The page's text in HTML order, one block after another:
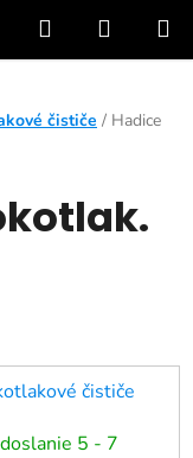
Hľadať
KOŠÍK
čističe / Hadice
čističe
5 - 7